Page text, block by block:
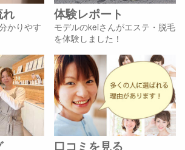
れ
かりやす
体験レポート
モデルのkeiさんがエステ・脱毛
を体験しました！
口コミを見る